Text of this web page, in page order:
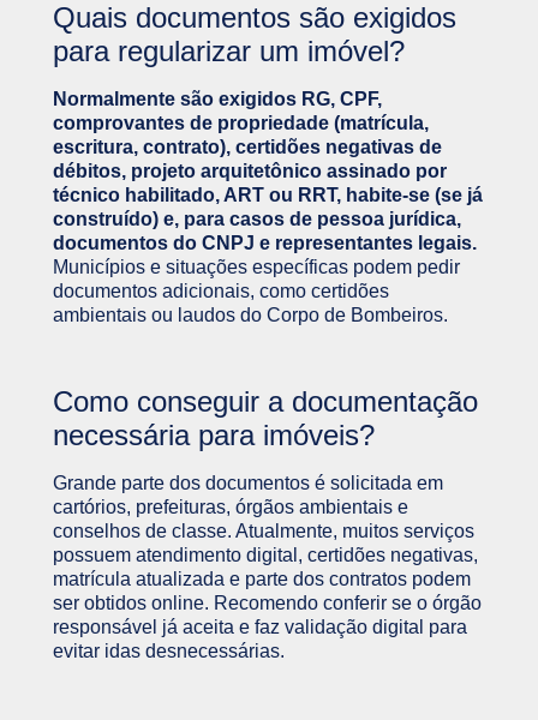
Quais documentos são exigidos
para regularizar um imóvel?
Normalmente são exigidos RG, CPF,
comprovantes de propriedade (matrícula,
escritura, contrato), certidões negativas de
débitos, projeto arquitetônico assinado por
técnico habilitado, ART ou RRT, habite-se (se já
construído) e, para casos de pessoa jurídica,
documentos do CNPJ e representantes legais.
Municípios e situações específicas podem pedir
documentos adicionais, como certidões
ambientais ou laudos do Corpo de Bombeiros.
Como conseguir a documentação
necessária para imóveis?
Grande parte dos documentos é solicitada em
cartórios, prefeituras, órgãos ambientais e
conselhos de classe. Atualmente, muitos serviços
possuem atendimento digital, certidões negativas,
matrícula atualizada e parte dos contratos podem
ser obtidos online. Recomendo conferir se o órgão
responsável já aceita e faz validação digital para
evitar idas desnecessárias.